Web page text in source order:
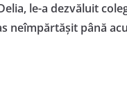
le-a dezvăluit
neîmpărtășit până